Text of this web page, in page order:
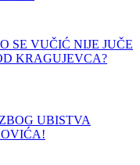
SE VUČIĆ NIJE JUČE
KRAGUJEVCA?
UBISTVA